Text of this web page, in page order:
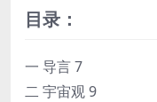
目录：
一 导言 7
二 宇宙观 9